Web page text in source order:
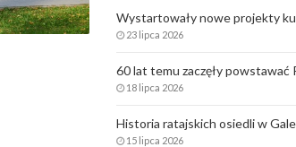
Wystartowały nowe projekty
23 lipca 2026
60 lat temu zaczęły powstawać
18 lipca 2026
Historia ratajskich osiedli w
15 lipca 2026